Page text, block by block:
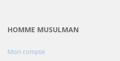
HOMME MUSULMAN
Mon compte